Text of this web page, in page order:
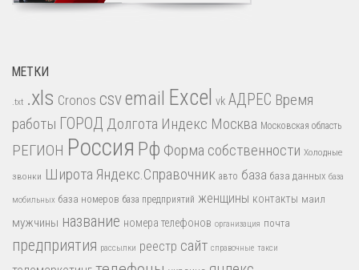
МЕТКИ
.txt .xls Cronos csvemail Excel vk АДРЕС Время
работы ГОРОД Долгота Индекс Москва Московская область
РЕГИОН Россия Рф Форма собственности Холодные
звонки Широта Яндекс.Справочник авто база база данных база
мобильных база номеров база предприятий женщины контакты маил
мужчины название номера телефонов организация почта
предприятия рассылки реестр сайт справочные такси